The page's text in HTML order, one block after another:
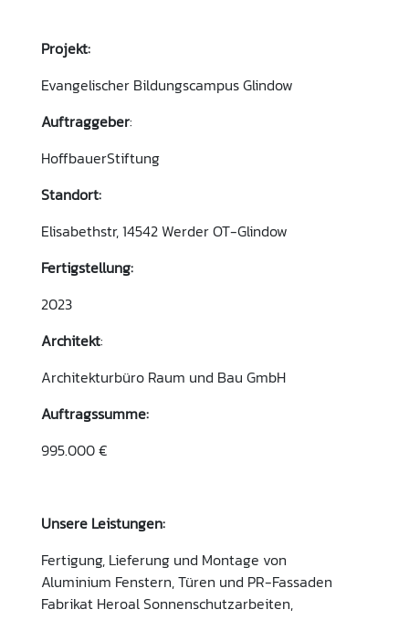
Projekt:
Evangelischer Bildungscampus Glindow
Auftraggeber:
HoffbauerStiftung
Standort:
Elisabethstr, 14542 Werder OT-Glindow
Fertigstellung:
2023
Architekt:
Architekturbüro Raum und Bau GmbH
Auftragssumme:
995.000 €
Unsere Leistungen:
Fertigung, Lieferung und Montage von
Aluminium Fenstern, Türen und PR-Fassaden
Fabrikat Heroal Sonnenschutzarbeiten,